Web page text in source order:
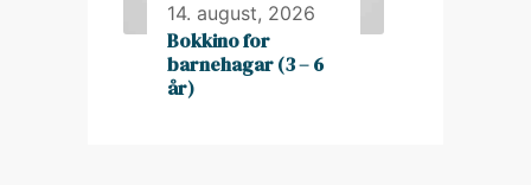
14. august, 2026
Bokkino for
barnehagar (3 – 6
år)